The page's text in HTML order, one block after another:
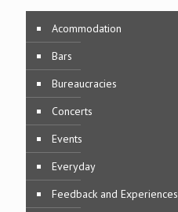
Acommodation
Bars
Bureaucracies
Concerts
Events
Everyday
Feedback and Experiences